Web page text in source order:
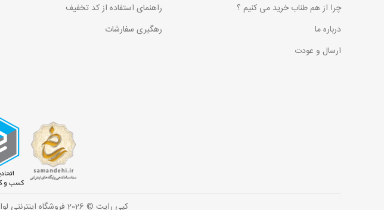
چرا از هم طناب خرید می کنیم ؟
درباره ما
ارسال و عودت
راهنمای استفاده از کد تخفیف
رهگیری سفارشات
کپی رایت © 2026 فروشگاه اینترنتی لوازم کوهنوردی هم طناب. همه حقوق محفوظ است.